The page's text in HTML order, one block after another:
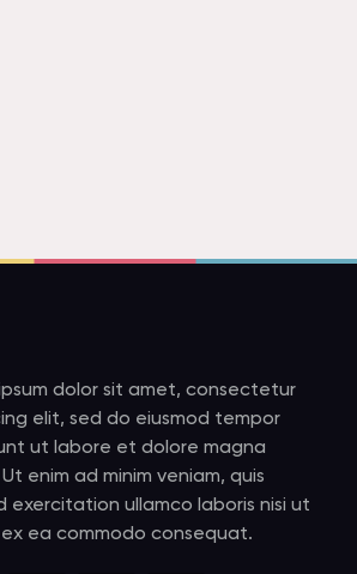
dolor sit amet, consectetur
elit, sed do eiusmod tempor
ut labore et dolore magna
enim ad minim veniam, quis
exercitation ullamco laboris nisi ut
ea commodo consequat.